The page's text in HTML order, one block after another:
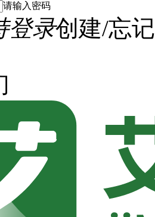
请输入密码
登录创建/忘